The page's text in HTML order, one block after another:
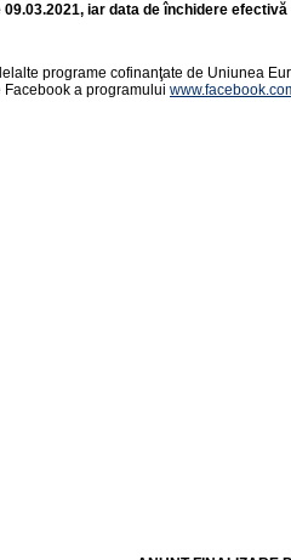
iar data de închidere
programe cofinanţate de Uniunea
Facebook a programului